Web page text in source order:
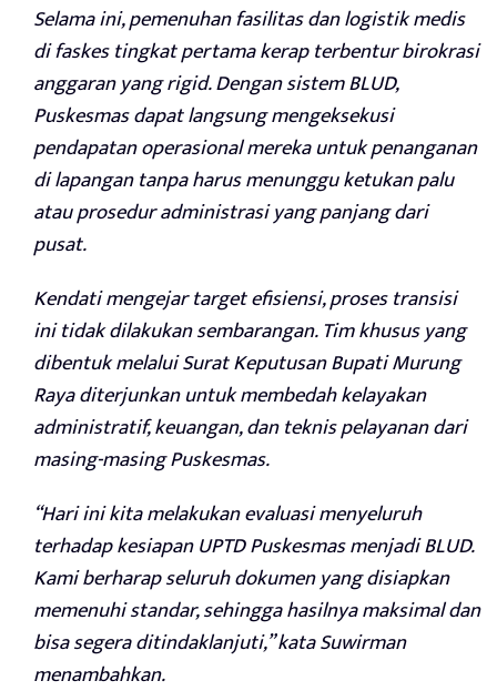
Selama ini, pemenuhan fasilitas dan logistik medis
di faskes tingkat pertama kerap terbentur birokrasi
anggaran yang rigid. Dengan sistem BLUD,
Puskesmas dapat langsung mengeksekusi
pendapatan operasional mereka untuk penanganan
di lapangan tanpa harus menunggu ketukan palu
atau prosedur administrasi yang panjang dari
pusat.
Kendati mengejar target efisiensi, proses transisi
ini tidak dilakukan sembarangan. Tim khusus yang
dibentuk melalui Surat Keputusan Bupati Murung
Raya diterjunkan untuk membedah kelayakan
administratif, keuangan, dan teknis pelayanan dari
masing-masing Puskesmas.
“Hari ini kita melakukan evaluasi menyeluruh
terhadap kesiapan UPTD Puskesmas menjadi BLUD.
Kami berharap seluruh dokumen yang disiapkan
memenuhi standar, sehingga hasilnya maksimal dan
bisa segera ditindaklanjuti,” kata Suwirman
menambahkan.